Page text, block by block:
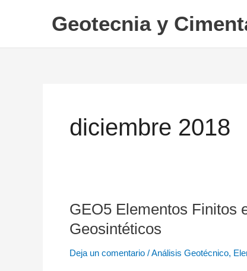
Geotecnia y
diciembre 2018
GEO5 Elementos Finitos
Geosintéticos
Deja un comentario /Análisis Geotécnico,
GEO5
Elementos
en